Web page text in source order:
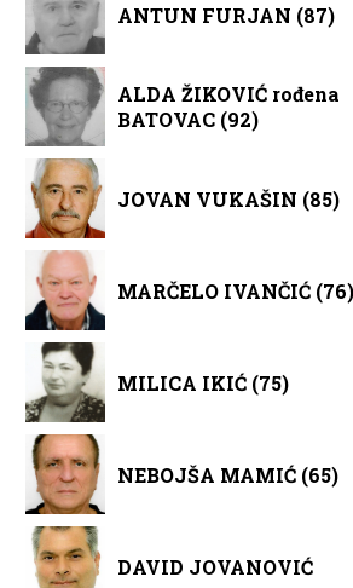
ANTUN FURJAN (87)
ALDA ŽIKOVIĆ rođena
BATOVAC (92)
JOVAN VUKAŠIN (85)
MARČELO IVANČIĆ (76)
MILICA IKIĆ (75)
NEBOJŠA MAMIĆ (65)
DAVID JOVANOVIĆ